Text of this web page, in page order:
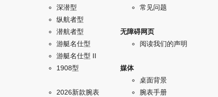
深潜型
纵航者型
潜航者型
游艇名仕型
游艇名仕型 II
1908型
2026新款腕表
常见问题
无障碍网页
阅读我们的声明
媒体
桌面背景
腕表手册